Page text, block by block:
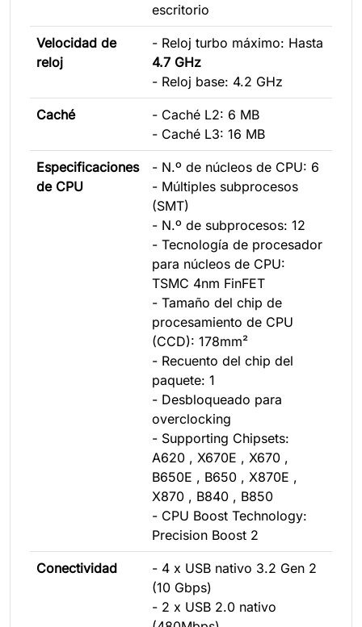
escritorio
Velocidad de
reloj
- Reloj turbo máximo: Hasta
4.7 GHz
- Reloj base: 4.2 GHz
Caché
- Caché L2: 6 MB
- Caché L3: 16 MB
Especificaciones
de CPU
- N.º de núcleos de CPU: 6
- Múltiples subprocesos
(SMT)
- N.º de subprocesos: 12
- Tecnología de procesador
para núcleos de CPU:
TSMC 4nm FinFET
- Tamaño del chip de
procesamiento de CPU
(CCD): 178mm²
- Recuento del chip del
paquete: 1
- Desbloqueado para
overclocking
- Supporting Chipsets:
A620 , X670E , X670 ,
B650E , B650 , X870E ,
X870 , B840 , B850
- CPU Boost Technology:
Precision Boost 2
Conectividad
- 4 x USB nativo 3.2 Gen 2
(10 Gbps)
- 2 x USB 2.0 nativo